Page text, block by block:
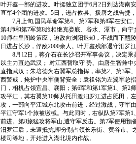
叶开鑫一部的进攻。叶挺独立团于6月2日到达湖南
直军4个团的进攻。5日，进占攸县。援唐之战告捷
7月上旬,国民革命军第4、第7军和第8军在安仁
第4师和第7军第8旅相继克娄底、谷水、潭市，向
10师在皇图岭策应，迫敌向浏阳退却，不战而下醴
日进占长沙，俘敌2000余人。叶开鑫残部退守汨罗
8月12日，蒋介石在长沙召开军事会议，决定乘
以主力直趋武汉； 对江西暂取守 势。由唐生智兼
直指武汉；朱培德为右翼军总指挥，率第2、第3军
西警戒，掩护中央军侧背安全；袁祖铭为左翼军总
门，相机占领宜昌、襄阳；第6军和第1军第1、第2
攻平江，其右翼第10师从托田渡汨罗江进占肥田，
攻，一部向平江城东北攻击前进，经过激战，守军
平江守军1个旅被缴械。与此同时，右纵队第7军第
前进。第8旅猛攻将军山,遭守军反击。第7军使用
汨罗江后，未遭抵抗,即分别占领长乐街、黄谷市。
楼司等地，开始进入湖北境内作战。